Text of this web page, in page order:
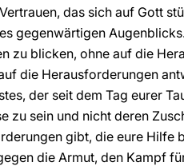
das sich auf Gott
gegenwärtigen
zu blicken, ohne auf die
die Herausforderungen
der seit dem Tag eurer
zu sein und nicht deren
gibt, die eure Hilfe
die Armut, den Kampf